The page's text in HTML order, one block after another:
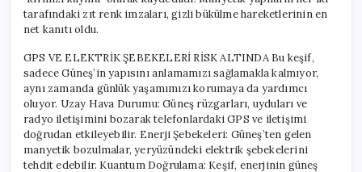
tarafındaki zıt renk imzaları, gizli bükülme hareketlerinin en
net kanıtı oldu.
GPS VE ELEKTRİK ŞEBEKELERİ RİSK ALTINDA Bu keşif,
sadece Güneş’in yapısını anlamamızı sağlamakla kalmıyor,
aynı zamanda günlük yaşamımızı korumaya da yardımcı
oluyor. Uzay Hava Durumu: Güneş rüzgarları, uyduları ve
radyo iletişimini bozarak telefonlardaki GPS ve iletişimi
doğrudan etkileyebilir. Enerji Şebekeleri: Güneş’ten gelen
manyetik bozulmalar, yeryüzündeki elektrik şebekelerini
tehdit edebilir. Kuantum Doğrulama: Keşif, enerjinin güneş